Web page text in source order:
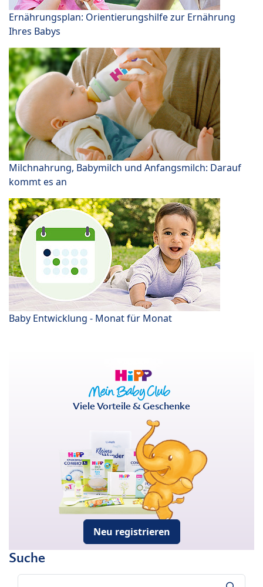
Ernährungsplan: Orientierungshilfe zur Ernährung
Ihres Babys
Milchnahrung, Babymilch und Anfangsmilch: Darauf
kommt es an
Baby Entwicklung - Monat für Monat
Viele Vorteile & Geschenke
Neu registrieren
Suche